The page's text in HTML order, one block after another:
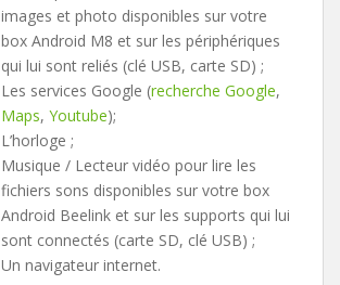
images et photo disponibles sur votre
box Android M8 et sur les périphériques
qui lui sont reliés (clé USB, carte SD) ;
Les services Google (recherche Google,
Maps, Youtube);
L’horloge ;
Musique / Lecteur vidéo pour lire les
fichiers sons disponibles sur votre box
Android Beelink et sur les supports qui lui
sont connectés (carte SD, clé USB) ;
Un navigateur internet.